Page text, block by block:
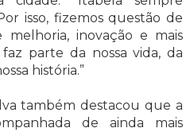
isso, fizemos questão de
inovação e mais
parte da nossa vida, da
história.”
também destacou que a
de ainda mais